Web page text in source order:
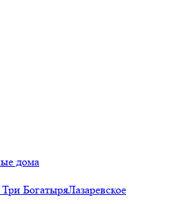
дома
БогатыряЛазаревское